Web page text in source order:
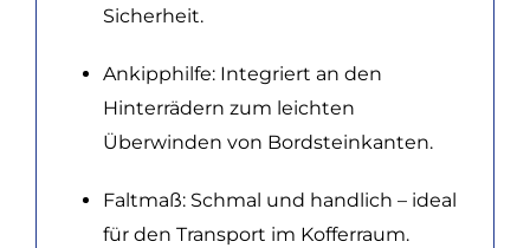
Sicherheit.
Ankipphilfe: Integriert an den
Hinterrädern zum leichten
Überwinden von Bordsteinkanten.
Faltmaß: Schmal und handlich – ideal
für den Transport im Kofferraum.